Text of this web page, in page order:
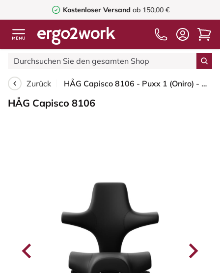
Kostenloser Versand ab 150,00 €
Zurück HÅG Capisco 8106 - Puxx 1 (Oniro) - Polyurethan-Kunstleder - PU215816 - Black - Schwarz - 200 mm (Sitzhöhe 46-64cm) - Weiche Rollen für harte Böden
HÅG Capisco 8106